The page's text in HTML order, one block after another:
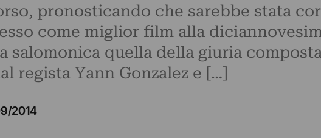
pronosticando che sarebbe stata
come miglior film alla
salomonica quella della giuria
regista Yann Gonzalez e […]
2014